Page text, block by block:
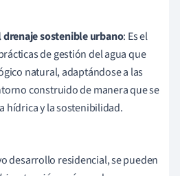
sostenible urbano: Es el
de gestión del agua que
natural, adaptándose a las
construido de manera que se
hídrica y la sostenibilidad.
desarrollo residencial, se pueden